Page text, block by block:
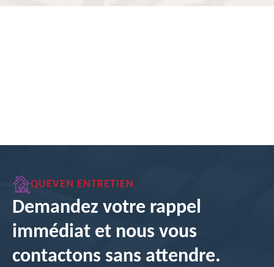
QUEVEN ENTRETIEN
Demandez votre rappel
immédiat et nous vous
contactons sans attendre.